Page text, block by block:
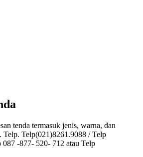
tenda termasuk jenis, warna, dan
Telp. Telp(021)8261.9088 / Telp
-877- 520- 712 atau Telp